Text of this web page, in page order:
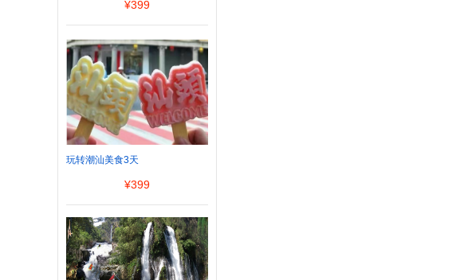
¥399
玩转潮汕美食3天
¥399